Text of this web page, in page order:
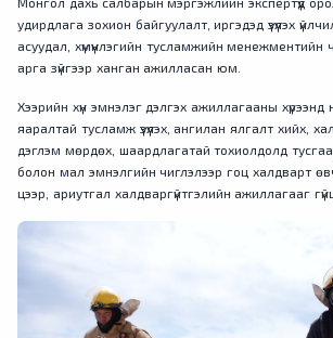
удирдлага зохион байгуулалт, иргэдэд үзүүлэх
асуудал, хүмүүнлэгийн тусламжийн менежментийн
арга зүйгээр ханган ажилласан юм.
Хээрийн хүн эмнэлэг дэлгэх ажиллагааны хүрээнд
яаралтай тусламж үзүүлэх, ангилан ялгалт хийх,
дэглэм мөрдөх, шаардлагатай тохиолдолд
болон мал эмнэлгийн чиглэлээр гоц халдварт
цээр, ариутгал халдваргүйтгэлийн ажиллагааг